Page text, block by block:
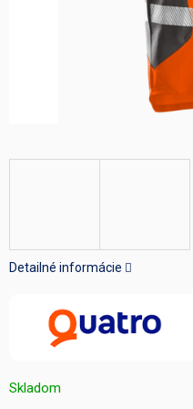
Skladom
Detailné informácie